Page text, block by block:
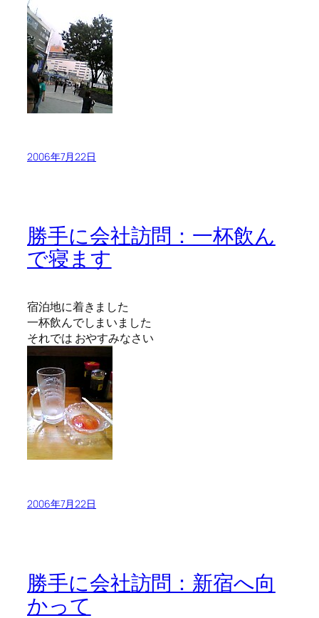
2006年7月22日
勝手に会社訪問：一杯飲ん
で寝ます
宿泊地に着きました
一杯飲んでしまいました
それでは おやすみなさい
2006年7月22日
勝手に会社訪問：新宿へ向
かって